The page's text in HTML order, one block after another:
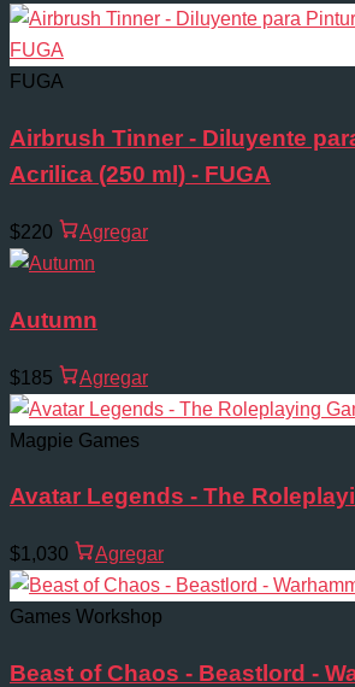
FUGA
Airbrush Tinner - Diluyente
Acrilica (250 ml) - FUGA
$220 Agregar
Autumn
$185 Agregar
Magpie Games
Avatar Legends - The
$1,030 Agregar
Games Workshop
Beast of Chaos - Beastlord -